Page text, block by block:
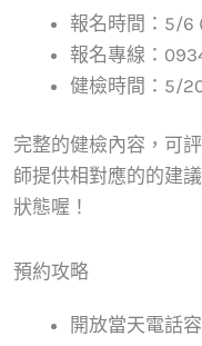
報名時間：5/6
報名專線：
健檢時間：5/
完整的健檢內容，可
師提供相對應的的建
狀態喔！
預約攻略
開放當天電話